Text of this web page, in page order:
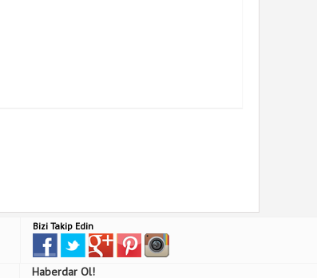
Bizi Takip Edin
Haberdar Ol!